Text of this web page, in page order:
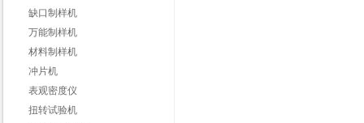
缺口制样机
万能制样机
材料制样机
冲片机
表观密度仪
扭转试验机